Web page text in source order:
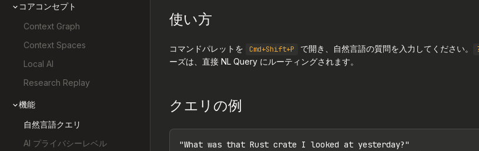
コアコンセプト
Context Graph
Context Spaces
Local AI
Research Replay
機能
自然言語クエリ
AI プライバシーレベル
使い方
コマンドパレットを Cmd+Shift+P で開き、自然言語の質問を入力してください。
ーズは、直接 NL Query にルーティングされます。
クエリの例
"What was that Rust crate I looked at yesterday?"